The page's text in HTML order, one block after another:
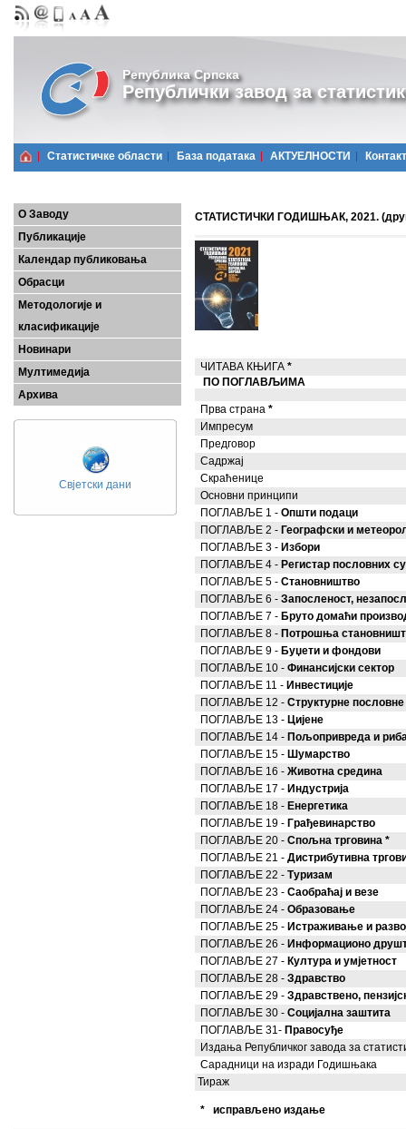
Република Српска
Републички завод за
Статистичке области Базa података АКТУЕЛНОСТИ Контакт
О Заводу
Публикације
Календар публиковања
Обрасци
Методологије и
класификације
Новинари
Мултимедија
Архива
Свјетски дани
СТАТИСТИЧКИ ГОДИШЊАК, 2021.
ЧИТАВА КЊИГА *
ПО ПОГЛАВЉИМА
Прва страна *
Импресум
Предговор
Садржај
Скраћенице
Основни принципи
ПОГЛАВЉЕ 1 - Општи подаци
ПОГЛАВЉЕ 2 - Географски и
ПОГЛАВЉЕ 3 - Избори
ПОГЛАВЉЕ 4 - Регистар пословних
ПОГЛАВЉЕ 5 - Становништво
ПОГЛАВЉЕ 6 - Запосленост,
ПОГЛАВЉЕ 7 - Бруто домаћи
ПОГЛАВЉЕ 8 - Потрошња
ПОГЛАВЉЕ 9 - Буџети и фондови
ПОГЛАВЉЕ 10 - Финансијски сектор
ПОГЛАВЉЕ 11 - Инвестиције
ПОГЛАВЉЕ 12 - Структурне пословне
ПОГЛАВЉЕ 13 - Цијене
ПОГЛАВЉЕ 14 - Пољопривреда и
ПОГЛАВЉЕ 15 - Шумарство
ПОГЛАВЉЕ 16 - Животна средина
ПОГЛАВЉЕ 17 - Индустрија
ПОГЛАВЉЕ 18 - Енергетика
ПОГЛАВЉЕ 19 - Грађевинарство
ПОГЛАВЉЕ 20 - Спољна трговина *
ПОГЛАВЉЕ 21 - Дистрибутивна
ПОГЛАВЉЕ 22 - Туризам
ПОГЛАВЉЕ 23 - Саобраћај и везе
ПОГЛАВЉЕ 24 - Образовање
ПОГЛАВЉЕ 25 - Истраживање и
ПОГЛАВЉЕ 26 - Информационо
ПОГЛАВЉЕ 27 - Култура и умјетност
ПОГЛАВЉЕ 28 - Здравство
ПОГЛАВЉЕ 29 - Здравствено,
ПОГЛАВЉЕ 30 - Социјална заштита
ПОГЛАВЉЕ 31- Правосуђе
Издања Републичког завода за
Сарадници на изради Годишњака
Тираж
* исправљено издање